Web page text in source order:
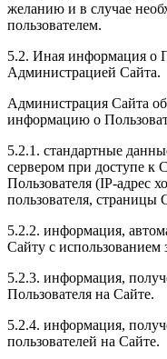
желанию и в случае
пользователем.
5.2. Иная информация о
Администрацией Сайта.
Администрация Сайта
информацию о
5.2.1. стандартные
сервером при доступе к
Пользователя (IP-адрес
пользователя, страницы
5.2.2. информация,
Сайту с использованием
5.2.3. информация,
Пользователя на Сайте.
5.2.4. информация,
пользователей на Сайте.